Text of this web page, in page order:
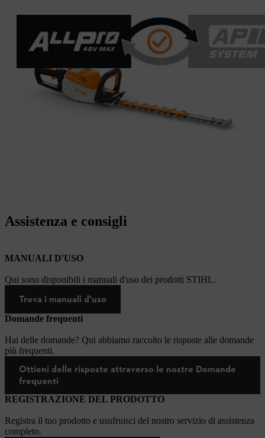
Assistenza e consigli
MANUALI D'USO
Qui sono disponibili i manuali d'uso dei prodotti STIHL.
Trova i manuali d'uso
Domande frequenti
Hai delle domande? Qui abbiamo raccolto le risposte alle domande
più frequenti.
Ottieni delle risposte attraverso le nostre Domande
frequenti
REGISTRAZIONE DEL PRODOTTO
Registra il tuo prodotto e usufruisci del nostro servizio di assistenza
completo.